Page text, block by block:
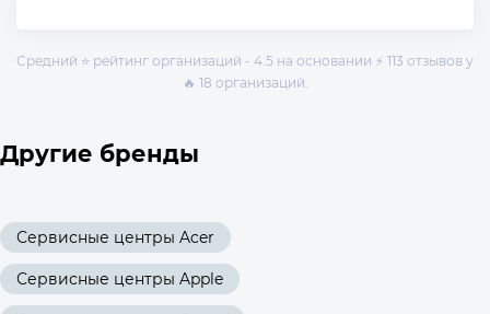
Средний ⭐ рейтинг организаций - 4.5 на основании ⚡ 113 отзывов у
🔥 18 организаций.
Другие бренды
Сервисные центры Acer
Сервисные центры Apple